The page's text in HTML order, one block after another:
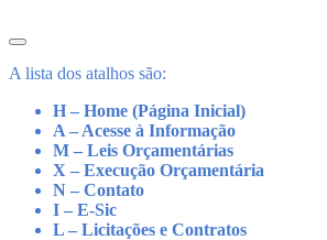
A lista dos atalhos são:
H – Home (Página Inicial)
A – Acesse à Informação
M – Leis Orçamentárias
X – Execução Orçamentária
N – Contato
I – E-Sic
L – Licitações e Contratos